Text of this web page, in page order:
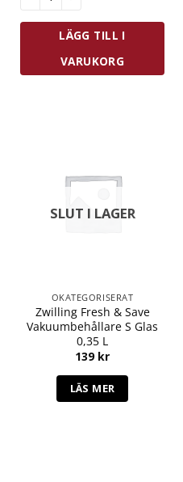
LÄGG TILL I
VARUKORG
SLUT I LAGER
OKATEGORISERAT
Zwilling Fresh & Save
Vakuumbehållare S Glas
0,35 L
139 kr
LÄS MER